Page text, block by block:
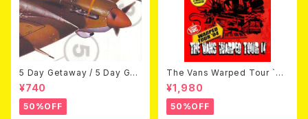
5 Day Getaway / 5 Day Get
away (CDEP)
¥740
50%OFF
The Vans Warped Tour `04
Beyond Warped (国内盤DV
D)
¥1,980
50%OFF